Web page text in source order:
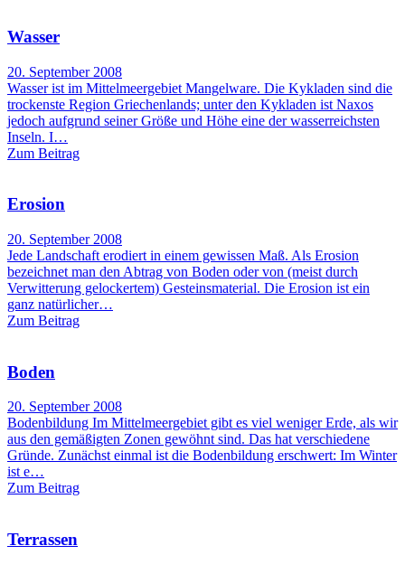
Wasser
20. September 2008
Wasser ist im Mittelmeergebiet Mangelware. Die Kykladen sind die
trockenste Region Griechenlands; unter den Kykladen ist Naxos
jedoch aufgrund seiner Größe und Höhe eine der wasserreichsten
Inseln. I…
Zum Beitrag
Erosion
20. September 2008
Jede Landschaft erodiert in einem gewissen Maß. Als Erosion
bezeichnet man den Abtrag von Boden oder von (meist durch
Verwitterung gelockertem) Gesteinsmaterial. Die Erosion ist ein
ganz natürlicher…
Zum Beitrag
Boden
20. September 2008
Bodenbildung Im Mittelmeergebiet gibt es viel weniger Erde, als wir
aus den gemäßigten Zonen gewöhnt sind. Das hat verschiedene
Gründe. Zunächst einmal ist die Bodenbildung erschwert: Im Winter
ist e…
Zum Beitrag
Terrassen